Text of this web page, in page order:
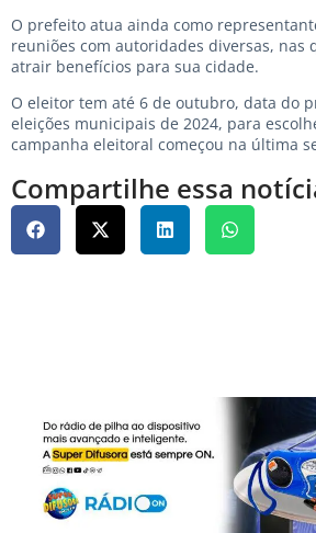
O prefeito atua ainda como
reuniões com autoridades diversas, nas
atrair benefícios para sua cidade.
O eleitor tem até 6 de outubro, data do
eleições municipais de 2024, para
campanha eleitoral começou na última
Compartilhe essa